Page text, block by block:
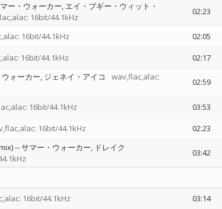
ー・ウォーカー エイ・ブギー・ウィット・
16bit/44.1kHz
02:23
16bit/44.1kHz 02:05
16bit/44.1kHz 02:17
ォーカー ジェネイ・アイコ
wav,flac,alac:
02:59
16bit/44.1kHz 03:53
16bit/44.1kHz 02:23
--サマー・ウォーカー
ドレイク
03:42
16bit/44.1kHz 03:14